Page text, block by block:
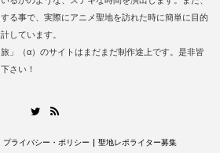
る事で、実際にアニメ聖地を訪れた時に簡単に目的
しています。
」（α）のサイトはまだまだ制作途上です。是非皆
さい！
Twitter
プライバシー・ポリシー 聖地レポライター募集